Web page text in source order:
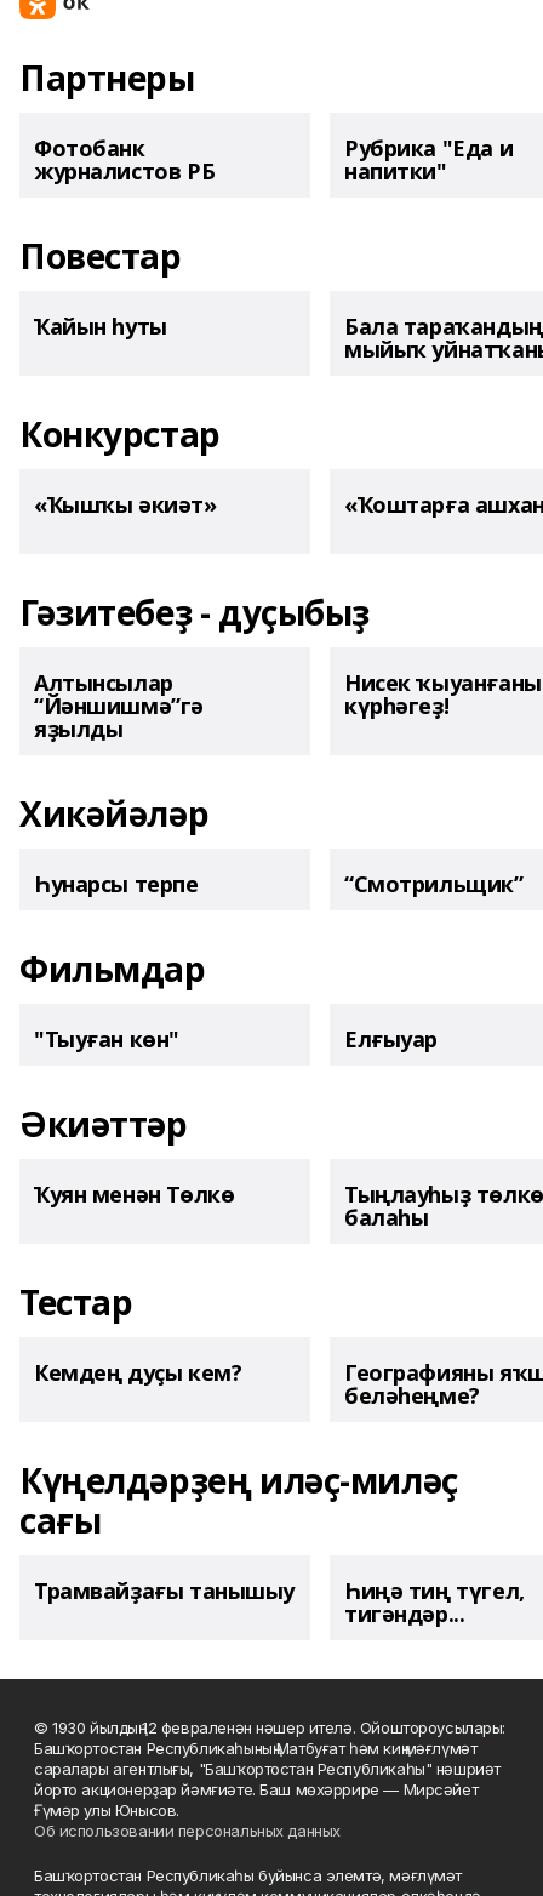
Партнеры
Фотобанк
журналистов РБ
Рубрика "Еда и
напитки"
Повестар
Ҡайын һуты Бала тараҡандың
мыйыҡ
Конкурстар
«Ҡышҡы әкиәт» «Ҡоштарға
Гәзитебеҙ - дуҫыбыҙ
Алтынсылар
“Йәншишмә”гә
яҙылды
Нисек
күрһәгеҙ!
Хикәйәләр
Һунарсы терпе “Смотрильщик”
Фильмдар
"Тыуған көн" Елғыуар
Әкиәттәр
Ҡуян менән Төлкө Тыңлауһыҙ төлкө
балаһы
Тестар
Кемдең дуҫы кем? Географияны
беләһеңме?
Күңелдәрҙең иләҫ-миләҫ
сағы
Трамвайҙағы танышыу Һиңә тиң түгел,
тигәндәр...
© 1930 йылдың 12 февраленән нәшер ителә. Ойоштороусылары:
Башҡортостан Республикаһының Матбуғат һәм киң мәғлүмәт
саралары агентлығы, "Башҡортостан Республикаһы" нәшриәт
йорто акционерҙар йәмғиәте. Баш мөхәррире — Мирсәйет
Ғүмәр улы Юнысов.
Об использовании персональных данных
Башҡортостан Республикаһы буйынса элемтә, мәғлүмәт